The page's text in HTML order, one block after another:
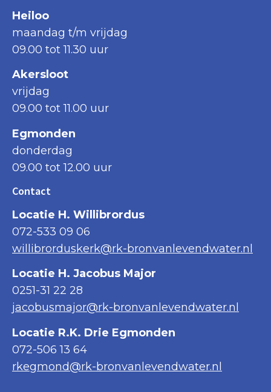
Heiloo
maandag t/m vrijdag
09.00 tot 11.30 uur
Akersloot
vrijdag
09.00 tot 11.00 uur
Egmonden
donderdag
09.00 tot 12.00 uur
Contact
Locatie H. Willibrordus
072-533 09 06
willibrorduskerk@rk-bronvanlevendwater.nl
Locatie H. Jacobus Major
0251-31 22 28
jacobusmajor@rk-bronvanlevendwater.nl
Locatie R.K. Drie Egmonden
072-506 13 64
rkegmond@rk-bronvanlevendwater.nl